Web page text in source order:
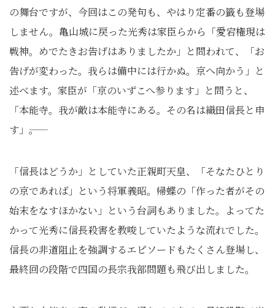
の舞台ですが、今回はこの発句も、やはり定番の籤も登場
しません。亀山城に戻った光秀は家臣らから「愛宕権現は
戦神。めでたきお告げはありましたか」と問われて、「お
告げが変わった。我らは備中には行かぬ。京へ向かう」と
述べます。家臣が「京のいずこへ参ります」と問うと、
「本能寺。我が敵は本能寺にある。その名は織田信長と申
す」――。
「信長はどうか」としていた正親町天皇、「そなたひとり
の京であれば」という将軍義昭。帰蝶の「作った者がその
始末をなすほかない」という台詞もありました。よってた
かって光秀に信長殺害を教唆していたような流れでした。
信長の非道阻止を強調するエピソードもたくさん登場し、
最終回の段階で四国の長宗我部問題も飛び出しました。